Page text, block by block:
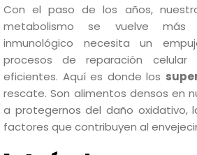
Con el paso de los años,
metabolismo se vuelve
inmunológico necesita un
procesos de reparación celular
eficientes. Aquí es donde los
rescate. Son alimentos densos en
a protegernos del daño oxidativo,
factores que contribuyen al